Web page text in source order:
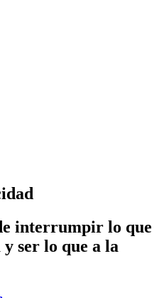
interrumpir lo que
ser lo que a la